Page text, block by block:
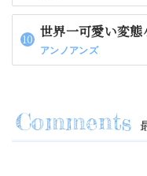
世界一可愛い変態
アンノアンズ